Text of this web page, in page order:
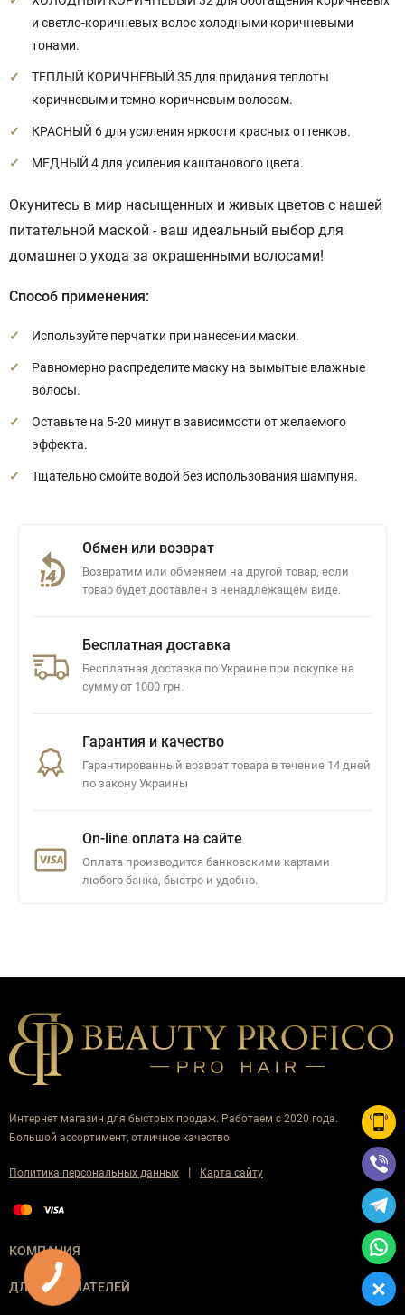
и светло-коричневых волос холодными коричневыми
тонами.
ТЕПЛЫЙ КОРИЧНЕВЫЙ 35 для придания теплоты
коричневым и темно-коричневым волосам.
КРАСНЫЙ 6 для усиления яркости красных оттенков.
МЕДНЫЙ 4 для усиления каштанового цвета.
Окунитесь в мир насыщенных и живых цветов с нашей
питательной маской - ваш идеальный выбор для
домашнего ухода за окрашенными волосами!
Способ применения:
Используйте перчатки при нанесении маски.
Равномерно распределите маску на вымытые влажные
волосы.
Оставьте на 5-20 минут в зависимости от желаемого
эффекта.
Тщательно смойте водой без использования шампуня.
Обмен или возврат
Возвратим или обменяем на другой товар, если
товар будет доставлен в ненадлежащем виде.
Бесплатная доставка
Бесплатная доставка по Украине при покупке на
сумму от 1000 грн.
Гарантия и качество
Гарантированный возврат товара в течение 14 дней
по закону Украины
On-line оплата на сайте
Оплата производится банковскими картами
любого банка, быстро и удобно.
Интернет магазин для быстрых продаж. Работаем с 2020 года.
Большой ассортимент, отличное качество.
Политика персональных данных | Карта сайту
КОМПАНИЯ
ДЛЯ ПОКУПАТЕЛЕЙ